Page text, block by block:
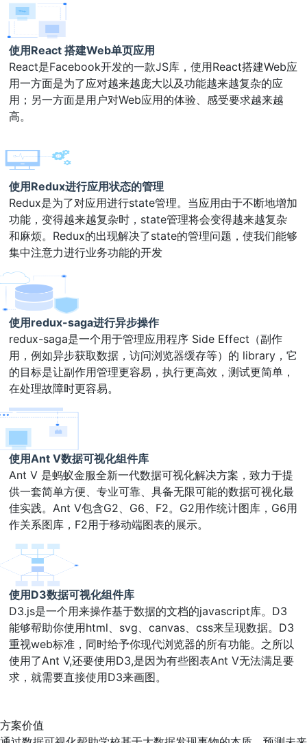
使用React 搭建Web单页应用
React是Facebook开发的一款JS库，使用React搭建Web应
用一方面是为了应对越来越庞大以及功能越来越复杂的应
用；另一方面是用户对Web应用的体验、感受要求越来越
高。
使用Redux进行应用状态的管理
Redux是为了对应用进行state管理。当应用由于不断地增加
功能，变得越来越复杂时，state管理将会变得越来越复杂
和麻烦。Redux的出现解决了state的管理问题，使我们能够
集中注意力进行业务功能的开发
使用redux-saga进行异步操作
redux-saga是一个用于管理应用程序 Side Effect（副作
用，例如异步获取数据，访问浏览器缓存等）的 library，它
的目标是让副作用管理更容易，执行更高效，测试更简单，
在处理故障时更容易。
使用Ant V数据可视化组件库
Ant V 是蚂蚁金服全新一代数据可视化解决方案，致力于提
供一套简单方便、专业可靠、具备无限可能的数据可视化最
佳实践。Ant V包含G2、G6、F2。G2用作统计图库，G6用
作关系图库，F2用于移动端图表的展示。
使用D3数据可视化组件库
D3.js是一个用来操作基于数据的文档的javascript库。D3
能够帮助你使用html、svg、canvas、css来呈现数据。D3
重视web标准，同时给予你现代浏览器的所有功能。之所以
使用了Ant V,还要使用D3,是因为有些图表Ant V无法满足要
求，就需要直接使用D3来画图。
方案价值